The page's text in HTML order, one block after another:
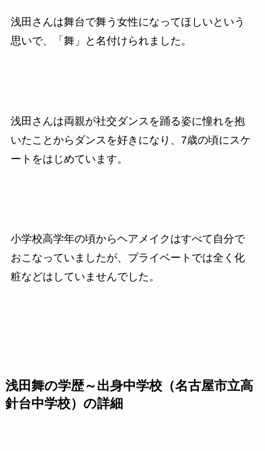
浅田さんは舞台で舞う女性になってほしいという
思いで、「舞」と名付けられました。
浅田さんは両親が社交ダンスを踊る姿に憧れを抱
いたことからダンスを好きになり、7歳の頃にスケ
ートをはじめています。
小学校高学年の頃からヘアメイクはすべて自分で
おこなっていましたが、プライベートでは全く化
粧などはしていませんでした。
浅田舞の学歴～出身中学校（名古屋市立高
針台中学校）の詳細